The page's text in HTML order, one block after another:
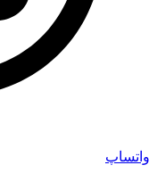
واتساپ